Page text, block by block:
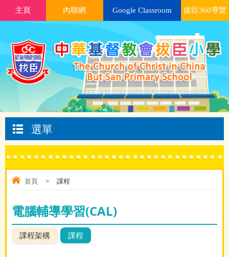
主頁 內聯網 Google Classroom 拔臣360導覽
選單
首頁 > 課程
電腦輔導學習(CAL)
課程架構 課程